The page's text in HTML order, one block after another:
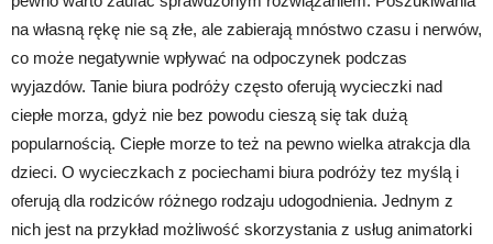
na własną rękę nie są złe, ale zabierają mnóstwo czasu i nerwów,
co może negatywnie wpływać na odpoczynek podczas
wyjazdów. Tanie biura podróży często oferują wycieczki nad
ciepłe morza, gdyż nie bez powodu cieszą się tak dużą
popularnością. Ciepłe morze to też na pewno wielka atrakcja dla
dzieci. O wycieczkach z pociechami biura podróży tez myślą i
oferują dla rodziców różnego rodzaju udogodnienia. Jednym z
nich jest na przykład możliwość skorzystania z usług animatorki